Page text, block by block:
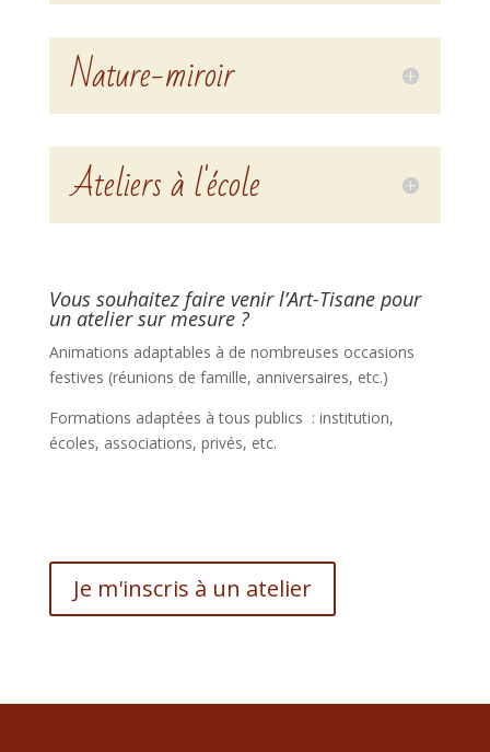
Nature-miroir
Ateliers à l'école
Vous souhaitez faire venir l’Art-Tisane pour
un atelier sur mesure ?
Animations adaptables à de nombreuses occasions
festives (réunions de famille, anniversaires, etc.)
Formations adaptées à tous publics : institution,
écoles, associations, privés, etc.
Je m'inscris à un atelier